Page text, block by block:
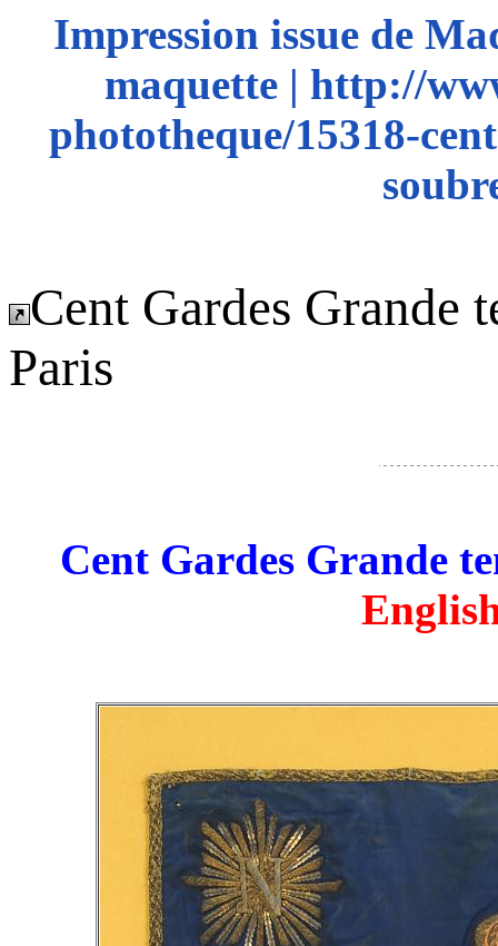
Impression issue de
maquette | http://
phototheque/15318-
Cent Gardes Grande
Paris
Cent Gardes Grande